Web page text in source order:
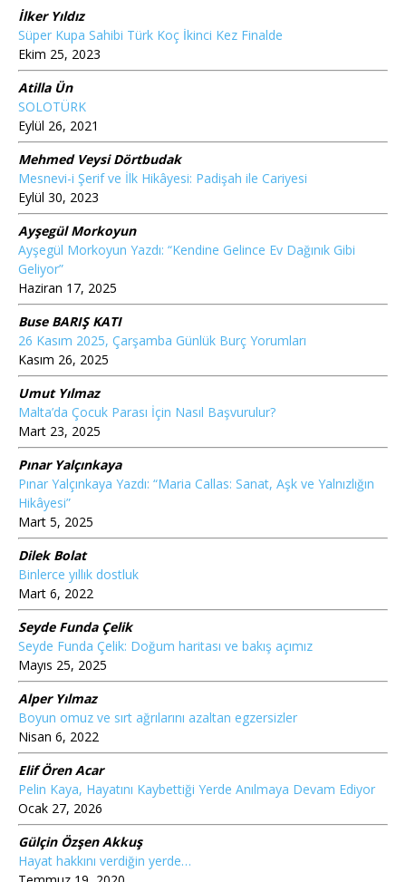
İlker Yıldız
Süper Kupa Sahibi Türk Koç İkinci Kez Finalde
Ekim 25, 2023
Atilla Ün
SOLOTÜRK
Eylül 26, 2021
Mehmed Veysi Dörtbudak
Mesnevi-i Şerif ve İlk Hikâyesi: Padişah ile Cariyesi
Eylül 30, 2023
Ayşegül Morkoyun
Ayşegül Morkoyun Yazdı: “Kendine Gelince Ev Dağınık Gibi
Geliyor”
Haziran 17, 2025
Buse BARIŞ KATI
26 Kasım 2025, Çarşamba Günlük Burç Yorumları
Kasım 26, 2025
Umut Yılmaz
Malta’da Çocuk Parası İçin Nasıl Başvurulur?
Mart 23, 2025
Pınar Yalçınkaya
Pınar Yalçınkaya Yazdı: “Maria Callas: Sanat, Aşk ve Yalnızlığın
Hikâyesi”
Mart 5, 2025
Dilek Bolat
Binlerce yıllık dostluk
Mart 6, 2022
Seyde Funda Çelik
Seyde Funda Çelik: Doğum haritası ve bakış açımız
Mayıs 25, 2025
Alper Yılmaz
Boyun omuz ve sırt ağrılarını azaltan egzersizler
Nisan 6, 2022
Elif Ören Acar
Pelin Kaya, Hayatını Kaybettiği Yerde Anılmaya Devam Ediyor
Ocak 27, 2026
Gülçin Özşen Akkuş
Hayat hakkını verdiğin yerde…